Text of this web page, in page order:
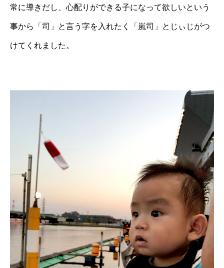
常に導きだし、心配りができる子になって欲しいという
事から「司」と言う字を入れたく「嵐司」とじぃじがつ
けてくれました。